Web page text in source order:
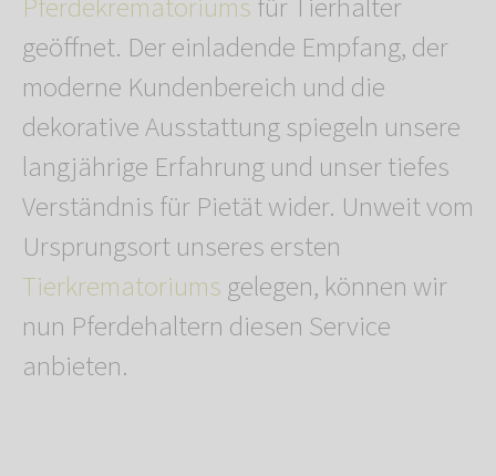
geöffnet. Der einladende Empfang, der
moderne Kundenbereich und die
dekorative Ausstattung spiegeln unsere
langjährige Erfahrung und unser tiefes
Verständnis für Pietät wider. Unweit vom
Ursprungsort unseres ersten
Tierkrematoriumsgelegen, können wir
nun Pferdehaltern diesen Service
anbieten.